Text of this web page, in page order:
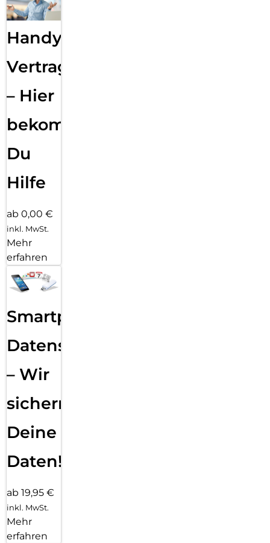
Handy
Vertragsabwicklung
– Hier
bekommst
Du
Hilfe
ab 0,00 €
inkl. MwSt.
Mehr
erfahren
Smartphone
Datensicherung
– Wir
sichern
Deine
Daten!
ab 19,95 €
inkl. MwSt.
Mehr
erfahren